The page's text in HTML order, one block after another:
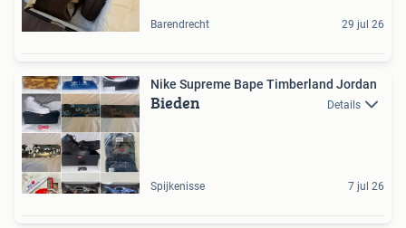
Barendrecht 29 jul 26
Nike Supreme Bape Timberland Jordan
Bieden Details
Spijkenisse 7 jul 26